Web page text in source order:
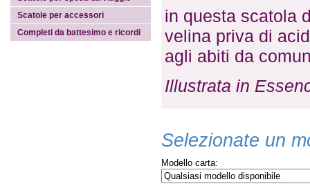
Scatole per accessori
Completi da battesimo e ricordi
in questa scatola
velina priva di
agli abiti da
Illustrata in
Selezionate un
Modello carta: